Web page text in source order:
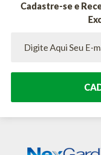
Cadastre-se e